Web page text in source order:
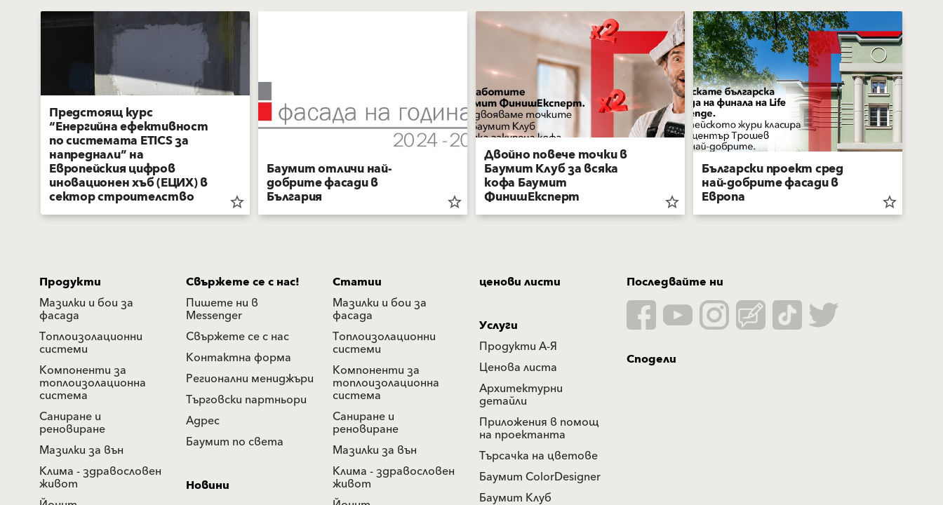
Предстоящ курс
“Енергийна ефективност
по системата ETICS за
напреднали” на
Европейския цифров
иновационен хъб (ЕЦИХ) в
сектор строителство star_border
Баумит отличи най-
добрите фасади в
България star_border
Двойно повече точки в
Баумит Клуб за всяка
кофа Баумит
ФинишЕксперт star_border
Български проект сред
най-добрите фасади в
Европа star_border
Продукти
Мазилки и бои за
фасада
Топлоизолационни
системи
Компоненти за
топлоизолационна
система
Саниране и
реновиране
Мазилки за вън
Клима - здравословен
живот
Свържете се с нас!
Пишете ни в
Messenger
Свържете се с нас
Контактна форма
Регионални мениджъри
Търговски партньори
Адрес
Баумит по света
Статии
Мазилки и бои за
фасада
Топлоизолационни
системи
Компоненти за
топлоизолационна
система
Саниране и
реновиране
Мазилки за вън
Клима - здравословен
живот
ценови листи
Услуги
Продукти А-Я
Ценова листа
Архитектурни
детайли
Приложения в помощ
на проектанта
Търсачка на цветове
Баумит ColorDesigner
Баумит Клуб
Новини
Последвайте ни
Сподели